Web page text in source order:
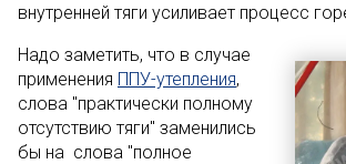
внутренней тяги усиливает процесс
Надо заметить, что в случае
применения ППУ-утепления,
слова "практически полному
отсутствию тяги" заменились
бы на слова "полное